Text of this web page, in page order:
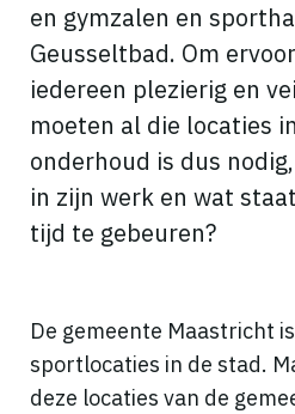
en gymzalen en
Geusseltbad. Om
iedereen plezierig en
moeten al die locaties
onderhoud is dus
in zijn werk en wat
tijd te gebeuren?
De gemeente Maastricht
sportlocaties in de stad.
deze locaties van de